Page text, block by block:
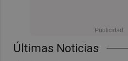
Últimas Noticias